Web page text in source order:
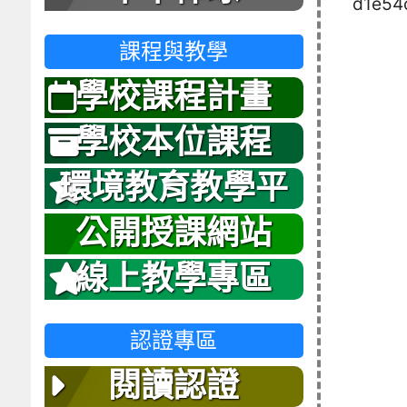
課程與教學
學校課程計畫
學校本位課程
環境教育教學平
台
公開授課網站
線上教學專區
認證專區
閱讀認證